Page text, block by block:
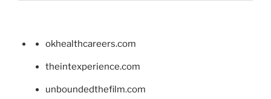
okhealthcareers.com
theintexperience.com
unboundedthefilm.com